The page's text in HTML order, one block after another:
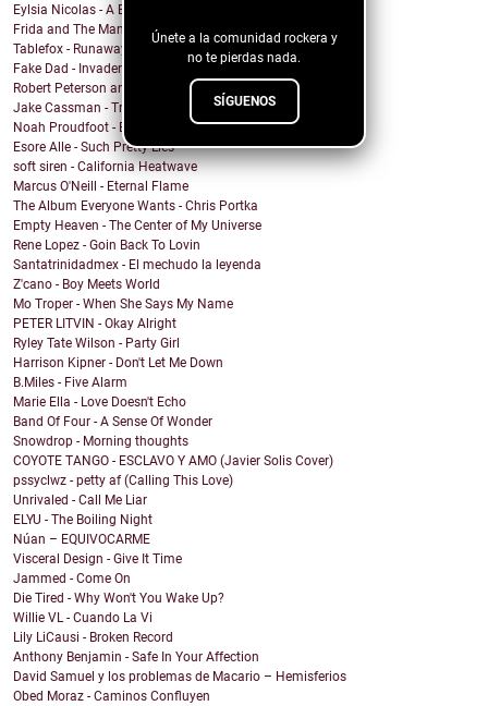
Únete a la comunidad rockera y
no te pierdas nada.
SÍGUENOS
Eylsia Nicolas - A Beautiful Mess
Frida and The Mann - Dancing in the sun
Tablefox - Runaway
Fake Dad - Invader
Robert Peterson and The Crusade - Coming Out Of Ba...
Jake Cassman - Trying To Mourn A Friend Of Mine
Noah Proudfoot - Born to Fly
Esore Alle - Such Pretty Lies
soft siren - California Heatwave
Marcus O'Neill - Eternal Flame
The Album Everyone Wants - Chris Portka
Empty Heaven - The Center of My Universe
Rene Lopez - Goin Back To Lovin
Santatrinidadmex - El mechudo la leyenda
Z'cano - Boy Meets World
Mo Troper - When She Says My Name
PETER LITVIN - Okay Alright
Ryley Tate Wilson - Party Girl
Harrison Kipner - Don't Let Me Down
B.Miles - Five Alarm
Marie Ella - Love Doesn't Echo
Band Of Four - A Sense Of Wonder
Snowdrop - Morning thoughts
COYOTE TANGO - ESCLAVO Y AMO (Javier Solis Cover)
pssyclwz - petty af (Calling This Love)
Unrivaled - Call Me Liar
ELYU - The Boiling Night
Núan – EQUIVOCARME
Visceral Design - Give It Time
Jammed - Come On
Die Tired - Why Won't You Wake Up?
Willie VL - Cuando La Vi
Lily LiCausi - Broken Record
Anthony Benjamin - Safe In Your Affection
David Samuel y los problemas de Macario – Hemisferios
Obed Moraz - Caminos Confluyen